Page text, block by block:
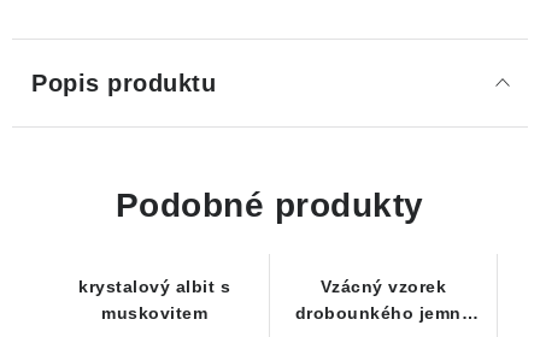
Popis produktu
Podobné produkty
krystalový albit s
muskovitem
Vzácný vzorek
drobounkého jemně